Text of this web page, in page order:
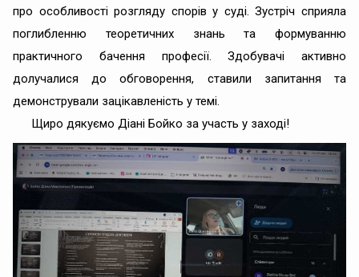
про особливості розгляду спорів у суді. Зустріч сприяла
поглибленню теоретичних знань та формуванню
практичного бачення професії. Здобувачі активно
долучалися до обговорення, ставили запитання та
демонстрували зацікавленість у темі.
Щиро дякуємо Діані Бойко за участь у заході!